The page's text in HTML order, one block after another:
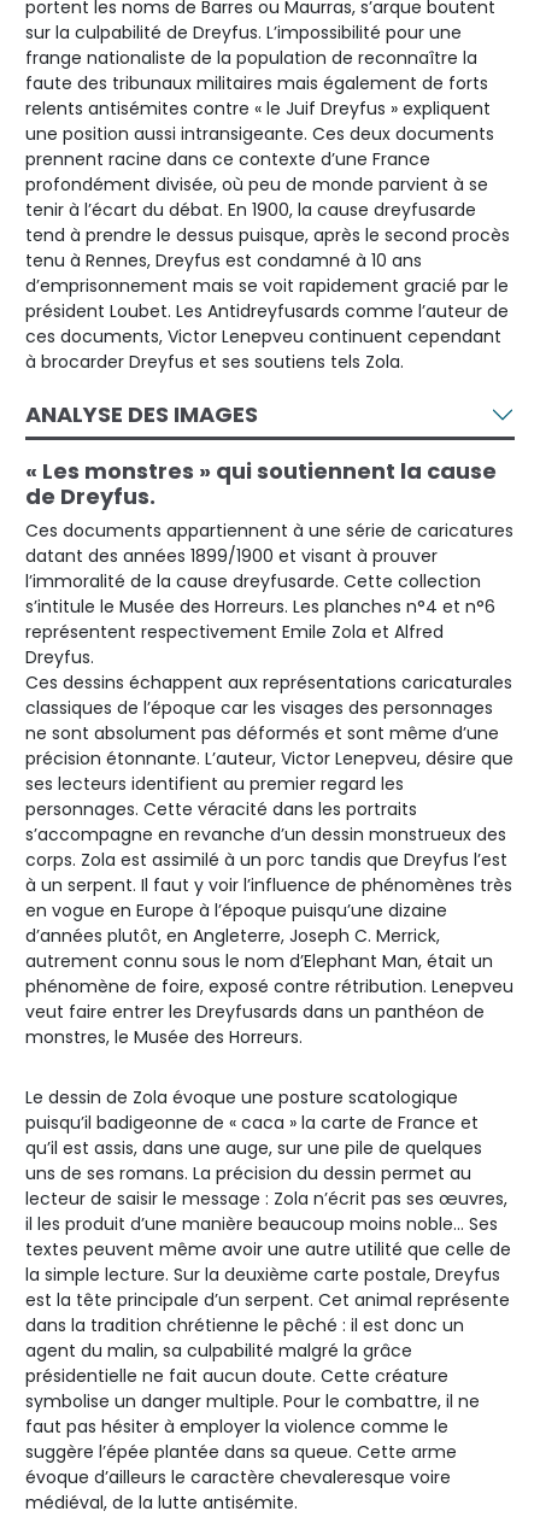
portent les noms de Barres ou Maurras, s’arque boutent
sur la culpabilité de Dreyfus. L’impossibilité pour une
frange nationaliste de la population de reconnaître la
faute des tribunaux militaires mais également de forts
relents antisémites contre « le Juif Dreyfus » expliquent
une position aussi intransigeante. Ces deux documents
prennent racine dans ce contexte d’une France
profondément divisée, où peu de monde parvient à se
tenir à l’écart du débat. En 1900, la cause dreyfusarde
tend à prendre le dessus puisque, après le second procès
tenu à Rennes, Dreyfus est condamné à 10 ans
d’emprisonnement mais se voit rapidement gracié par le
président Loubet. Les Antidreyfusards comme l’auteur de
ces documents, Victor Lenepveu continuent cependant
à brocarder Dreyfus et ses soutiens tels Zola.
ANALYSE DES IMAGES
« Les monstres » qui soutiennent la cause
de Dreyfus.
Ces documents appartiennent à une série de caricatures
datant des années 1899/1900 et visant à prouver
l’immoralité de la cause dreyfusarde. Cette collection
s’intitule le Musée des Horreurs. Les planches n°4 et n°6
représentent respectivement Emile Zola et Alfred
Dreyfus.
Ces dessins échappent aux représentations caricaturales
classiques de l’époque car les visages des personnages
ne sont absolument pas déformés et sont même d’une
précision étonnante. L’auteur, Victor Lenepveu, désire que
ses lecteurs identifient au premier regard les
personnages. Cette véracité dans les portraits
s’accompagne en revanche d’un dessin monstrueux des
corps. Zola est assimilé à un porc tandis que Dreyfus l’est
à un serpent. Il faut y voir l’influence de phénomènes très
en vogue en Europe à l’époque puisqu’une dizaine
d’années plutôt, en Angleterre, Joseph C. Merrick,
autrement connu sous le nom d’Elephant Man, était un
phénomène de foire, exposé contre rétribution. Lenepveu
veut faire entrer les Dreyfusards dans un panthéon de
monstres, le Musée des Horreurs.
Le dessin de Zola évoque une posture scatologique
puisqu’il badigeonne de « caca » la carte de France et
qu’il est assis, dans une auge, sur une pile de quelques
uns de ses romans. La précision du dessin permet au
lecteur de saisir le message : Zola n’écrit pas ses œuvres,
il les produit d’une manière beaucoup moins noble… Ses
textes peuvent même avoir une autre utilité que celle de
la simple lecture. Sur la deuxième carte postale, Dreyfus
est la tête principale d’un serpent. Cet animal représente
dans la tradition chrétienne le pêché : il est donc un
agent du malin, sa culpabilité malgré la grâce
présidentielle ne fait aucun doute. Cette créature
symbolise un danger multiple. Pour le combattre, il ne
faut pas hésiter à employer la violence comme le
suggère l’épée plantée dans sa queue. Cette arme
évoque d’ailleurs le caractère chevaleresque voire
médiéval, de la lutte antisémite.